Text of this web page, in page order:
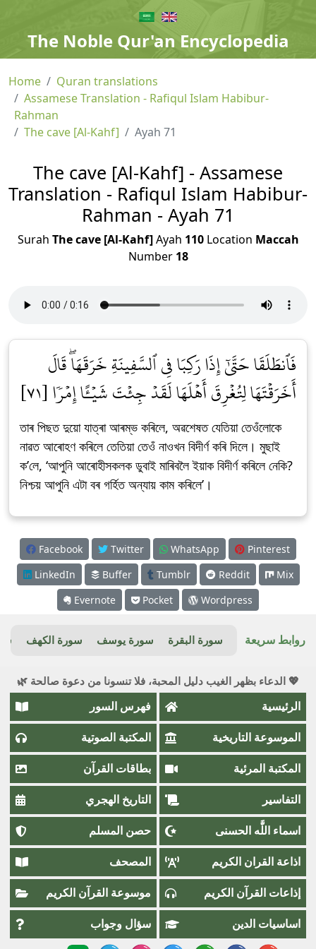
The Noble Qur'an Encyclopedia
Home
Quran translations
Assamese Translation - Rafiqul Islam Habibur-
Rahman
The cave [Al-Kahf]
Ayah 71
The cave [Al-Kahf] - Assamese
Translation - Rafiqul Islam Habibur-
Rahman - Ayah 71
Surah The cave [Al-Kahf]Ayah 110Location Maccah
Number 18
فَٱنطَلَقَا حَتَّىٰٓ إِذَا رَكِبَا فِي ٱلسَّفِينَةِ خَرَقَهَاۖ قَالَ
أَخَرَقۡتَهَا لِتُغۡرِقَ أَهۡلَهَا لَقَدۡ جِئۡتَ شَيۡـًٔا إِمۡرٗا [٧١]
তাৰ পিছত দুয়ো যাত্ৰা আৰম্ভ কৰিলে, অৱশেষত যেতিয়া তেওঁলোকে
নাৱত আৰোহণ কৰিলে তেতিয়া তেওঁ নাওখন বিদীৰ্ণ কৰি দিলে। মুছাই
ক’লে, ‘আপুনি আৰোহীসকলক ডুবাই মাৰিবলৈ ইয়াক বিদীৰ্ণ কৰিলে নেকি?
নিশ্চয় আপুনি এটা বৰ গৰ্হিত অন্যায় কাম কৰিলে’।
Facebook Twitter WhatsApp
Pinterest
LinkedIn
Buffer Tumblr Reddit
Mix
Evernote
Pocket Wordpress
روابط سريعة سورة البقرة سورة يوسف سورة الكهف
💖 الدعاء بظهر الغيب دليل المحبة، فلا تنسونا من دعوة صالحة 🌿
الرئيسية فهرس السور
الموسوعة التاريخية المكتبة الصوتية
المكتبة المرئية بطاقات القرآن
التفاسير التاريخ الهجري
اسماء اللَّٰه الحسنى حصن المسلم
اذاعة القران الكريم المصحف
إذاعات القرآن الكريم موسوعة القرآن الكريم
اساسيات الدين سؤال وجواب